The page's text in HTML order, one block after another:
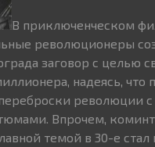
В приключенческом
революционеры
заговор с целью
надеясь,
революции
Впрочем,
темой в 30-е стал